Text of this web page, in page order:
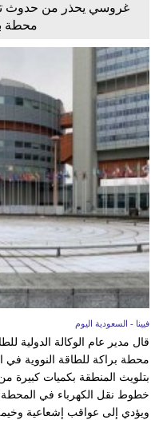
غروسي يحذر من حدوث
محطة
فيينا - السعودية اليوم
قال مدير عام الوكالة الدولية
محطة براكة للطاقة النووية
بتلويث المنطقة بكميات كبيرة
خطوط نقل الكهرباء في
ويؤدي إلى عواقب إشعاعية